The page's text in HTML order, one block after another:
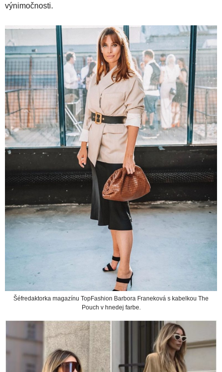
výnimočnosti.
Šéfredaktorka magazínu TopFashion Barbora Franeková s kabelkou The
Pouch v hnedej farbe.